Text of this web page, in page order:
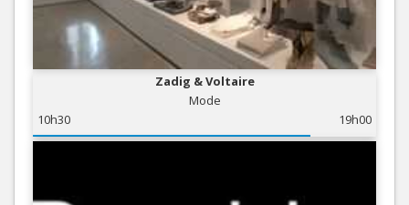
Zadig & Voltaire
Mode
10h30
19h00